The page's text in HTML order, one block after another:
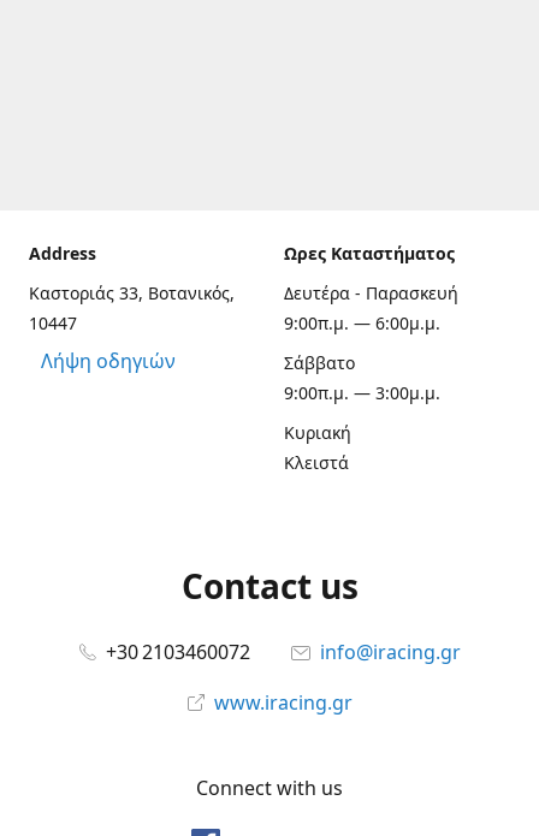
Address
Καστοριάς 33, Βοτανικός,
10447
Λήψη οδηγιών
Ωρες Καταστήματος
Δευτέρα - Παρασκευή
9:00π.μ. — 6:00μ.μ.
Σάββατο
9:00π.μ. — 3:00μ.μ.
Κυριακή
Κλειστά
Contact us
+30 2103460072
info@iracing.gr
www.iracing.gr
Connect with us